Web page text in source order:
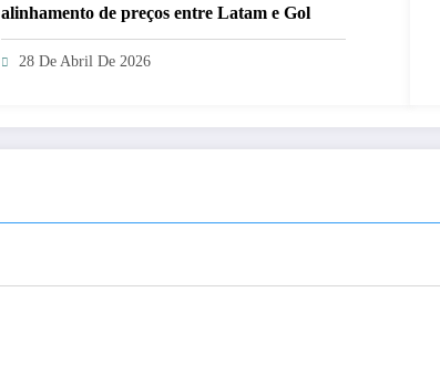
alinhamento de preços entre Latam e Gol
28 De Abril De 2026